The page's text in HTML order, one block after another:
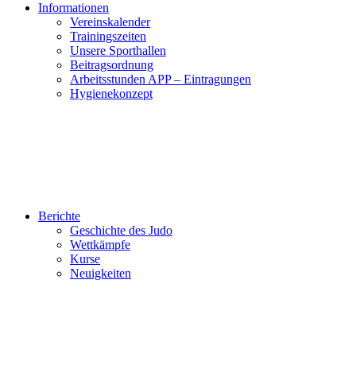
Informationen
Vereinskalender
Trainingszeiten
Unsere Sporthallen
Beitragsordnung
Arbeitsstunden APP – Eintragungen
Hygienekonzept
Berichte
Geschichte des Judo
Wettkämpfe
Kurse
Neuigkeiten